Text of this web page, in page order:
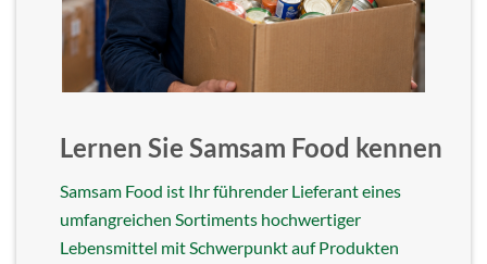
Lernen Sie Samsam Food kennen
Samsam Food ist Ihr führender Lieferant eines
umfangreichen Sortiments hochwertiger
Lebensmittel mit Schwerpunkt auf Produkten